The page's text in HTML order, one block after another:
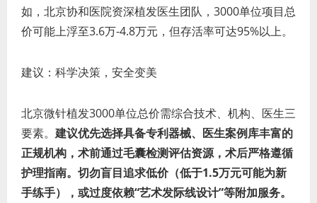
如，北京协和医院资深植发医生团队，3000单位项目总
价可能上浮至3.6万-4.8万元，但存活率可达95%以上。
建议：科学决策，安全变美
北京微针植发3000单位总价需综合技术、机构、医生三
要素。 建议优先选择具备专利器械、医生案例库丰富的
正规机构，术前通过毛囊检测评估资源，术后严格遵循
护理指南。切勿盲目追求低价（低于1.5万元可能为新
手练手），或过度依赖“艺术发际线设计”等附加服务。